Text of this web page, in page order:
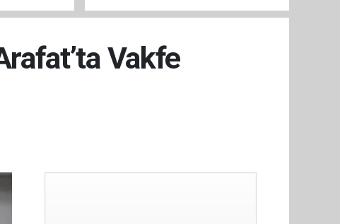
Kursu İnşaatı Başladı
Vakfe